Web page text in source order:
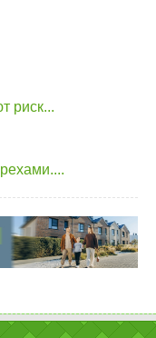
риск...